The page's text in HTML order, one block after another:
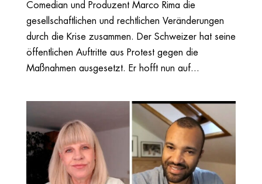
Comedian und Produzent Marco Rima die
gesellschaftlichen und rechtlichen Veränderungen
durch die Krise zusammen. Der Schweizer hat seine
öffentlichen Auftritte aus Protest gegen die
Maßnahmen ausgesetzt. Er hofft nun auf...